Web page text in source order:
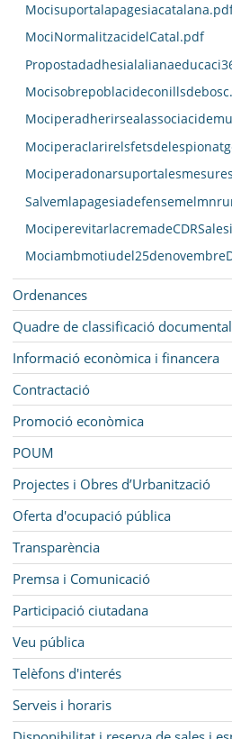
MociNormalitzacidelCatal.pdf
Ordenances
Quadre de classificació documental
Informació econòmica i financera
Contractació
Promoció econòmica
POUM
Projectes i Obres d’Urbanització
Oferta d'ocupació pública
Transparència
Premsa i Comunicació
Participació ciutadana
Veu pública
Telèfons d'interés
Serveis i horaris